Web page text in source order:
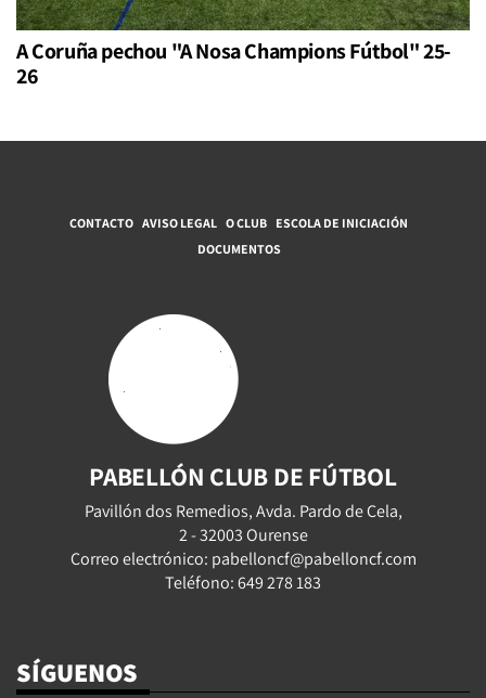
A Coruña pechou "A Nosa Champions Fútbol" 25-
26
CONTACTO AVISO LEGAL O CLUB ESCOLA DE INICIACIÓN
DOCUMENTOS
PABELLÓN CLUB DE FÚTBOL
Pavillón dos Remedios, Avda. Pardo de Cela,
2 - 32003 Ourense
Correo electrónico: pabelloncf@pabelloncf.com
Teléfono: 649 278 183
SÍGUENOS